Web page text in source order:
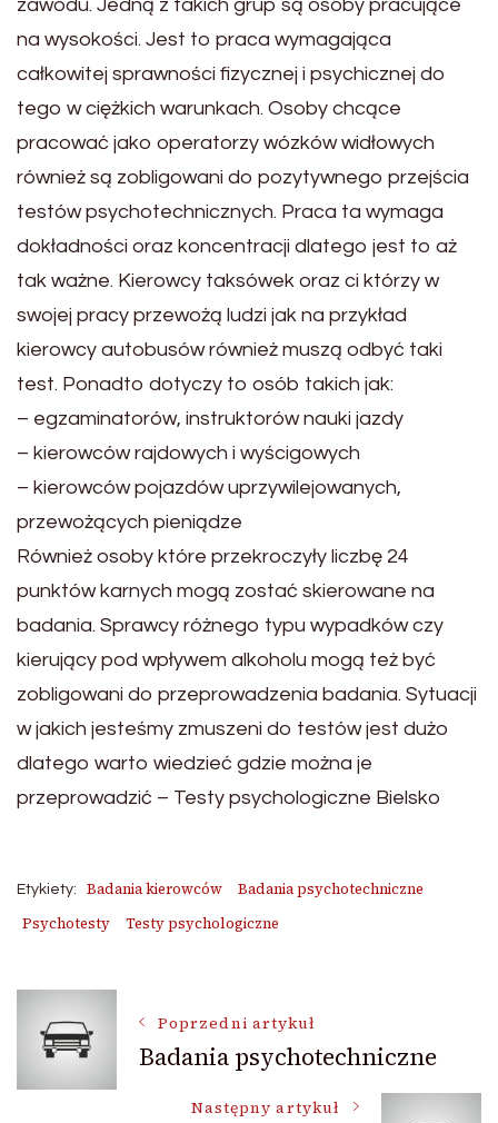
zawodu. Jedną z takich grup są osoby pracujące
na wysokości. Jest to praca wymagająca
całkowitej sprawności fizycznej i psychicznej do
tego w ciężkich warunkach. Osoby chcące
pracować jako operatorzy wózków widłowych
również są zobligowani do pozytywnego przejścia
testów psychotechnicznych. Praca ta wymaga
dokładności oraz koncentracji dlatego jest to aż
tak ważne. Kierowcy taksówek oraz ci którzy w
swojej pracy przewożą ludzi jak na przykład
kierowcy autobusów również muszą odbyć taki
test. Ponadto dotyczy to osób takich jak:
– egzaminatorów, instruktorów nauki jazdy
– kierowców rajdowych i wyścigowych
– kierowców pojazdów uprzywilejowanych,
przewożących pieniądze
Również osoby które przekroczyły liczbę 24
punktów karnych mogą zostać skierowane na
badania. Sprawcy różnego typu wypadków czy
kierujący pod wpływem alkoholu mogą też być
zobligowani do przeprowadzenia badania. Sytuacji
w jakich jesteśmy zmuszeni do testów jest dużo
dlatego warto wiedzieć gdzie można je
przeprowadzić – Testy psychologiczne Bielsko
Etykiety: Badania kierowców
Badania psychotechniczne
Psychotesty
Testy psychologiczne
Nawigacja
wpisu
Poprzedni artykuł
Badania psychotechniczne
Następny artykuł